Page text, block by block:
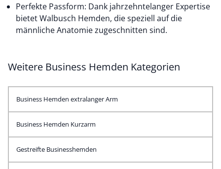
Perfekte Passform: Dank jahrzehntelanger Expertise
bietet Walbusch Hemden, die speziell auf die
männliche Anatomie zugeschnitten sind.
Weitere Business Hemden Kategorien
Business Hemden extralanger Arm
Business Hemden Kurzarm
Gestreifte Businesshemden